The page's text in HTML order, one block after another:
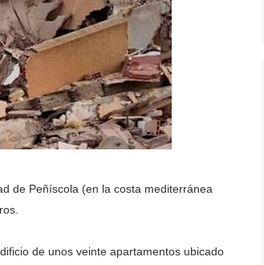
de Peñíscola (en la costa mediterránea
de unos veinte apartamentos ubicado